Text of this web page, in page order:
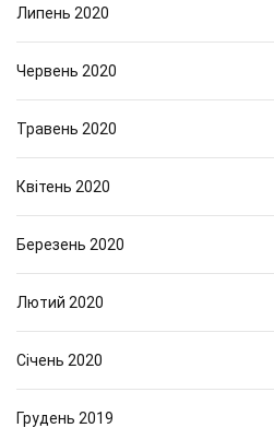
Липень 2020
Червень 2020
Травень 2020
Квітень 2020
Березень 2020
Лютий 2020
Січень 2020
Грудень 2019